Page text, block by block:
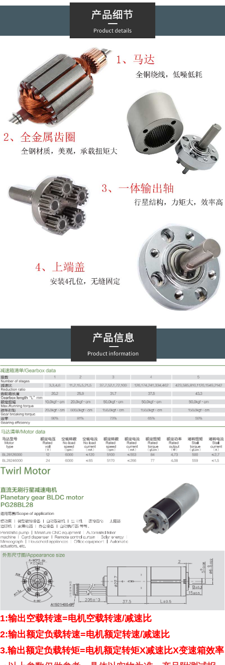
1:输出空载转速=电机空载转速/减速比
2:输出额定负载转速=电机额定转速/减速比
3.输出额定负载转矩=电机额定转矩X减速比X变速箱效率